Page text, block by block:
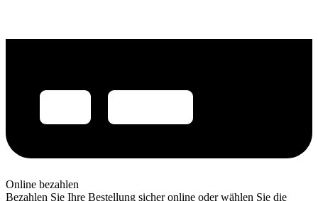
Online bezahlen
Bezahlen Sie Ihre Bestellung sicher online oder wählen Sie die